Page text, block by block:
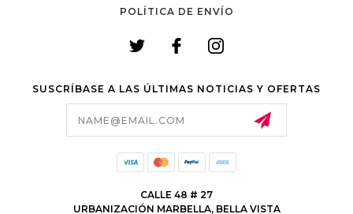
POLÍTICA DE ENVÍO
SUSCRÍBASE A LAS ÚLTIMAS NOTICIAS Y OFERTAS
CALLE 48 # 27
URBANIZACIÓN MARBELLA, BELLA VISTA